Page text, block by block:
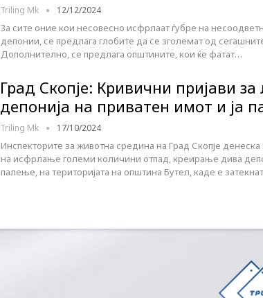
Triling Mk 12/12/2024
За сите оние кои несовесно исфрлаат ѓубре на
депонии, се предлага глобите да се зголемат од
Дополнително, се предлага општините, кои ќе фатат…
Град Скопје: Кривични пријави
депонија на приватен имот и ја
Triling Mk 17/10/2024
Инспекторите за животна средина на Град Скопје
на исфрлање големи количини отпад, креирање дива
палење, на територијата на општина Бутел, каде е